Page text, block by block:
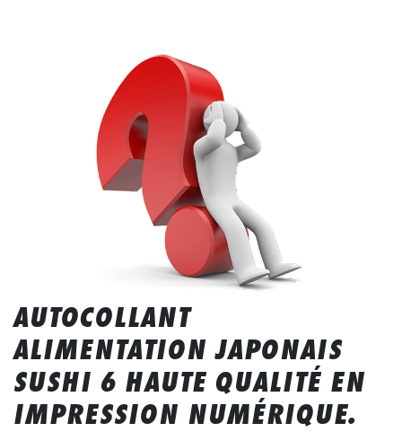
AUTOCOLLANT
ALIMENTATION JAPONAIS
SUSHI 6 HAUTE QUALITÉ EN
IMPRESSION NUMÉRIQUE.